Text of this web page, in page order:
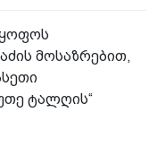
მოსაზრებით,
ტალღის“